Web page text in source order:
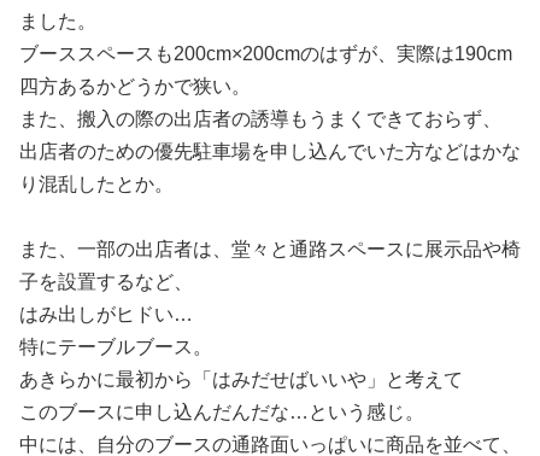
ました。
ブーススペースも200cm×200cmのはずが、実際は190cm
四方あるかどうかで狭い。
また、搬入の際の出店者の誘導もうまくできておらず、
出店者のための優先駐車場を申し込んでいた方などはかな
り混乱したとか。
また、一部の出店者は、堂々と通路スペースに展示品や椅
子を設置するなど、
はみ出しがヒドい…
特にテーブルブース。
あきらかに最初から「はみだせばいいや」と考えて
このブースに申し込んだんだな…という感じ。
中には、自分のブースの通路面いっぱいに商品を並べて、